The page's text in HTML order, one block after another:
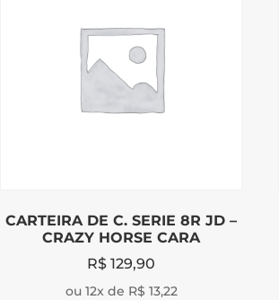
CARTEIRA DE C. SERIE 8R JD –
CRAZY HORSE CARA
R$ 129,90
ou 12x de R$ 13,22